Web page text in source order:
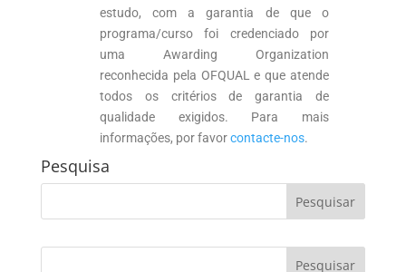
estudo, com a garantia de que o
programa/curso foi credenciado por
uma Awarding Organization
reconhecida pela OFQUAL e que atende
todos os critérios de garantia de
qualidade exigidos. Para mais
informações, por favorcontacte-nos.
Pesquisa